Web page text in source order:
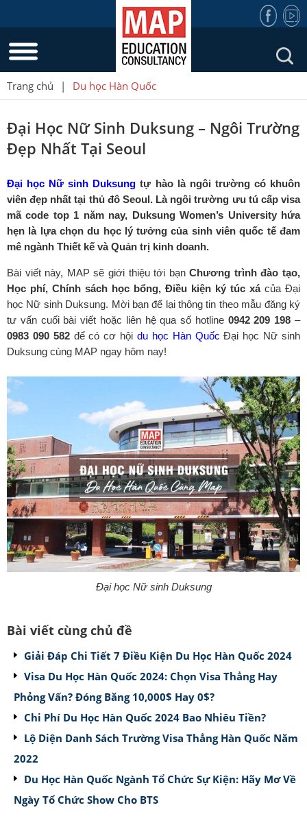
Trang chủ | Du học Hàn Quốc
Đại Học Nữ Sinh Duksung – Ngôi Trường
Đẹp Nhất Tại Seoul
Đại học Nữ sinh Duksung tự hào là ngôi trường có khuôn
viên đẹp nhất tại thủ đô Seoul. Là ngôi trường ưu tú cấp visa
mã code top 1 năm nay, Duksung Women’s University hứa
hẹn là lựa chọn du học lý tưởng của sinh viên quốc tế đam
mê ngành Thiết kế và Quản trị kinh doanh.
Bài viết này, MAP sẽ giới thiệu tới bạnChương trình đào tạo,
Học phí, Chính sách học bổng, Điều kiện ký túc xácủa Đại
học Nữ sinh Duksung. Mời bạn để lại thông tin theo mẫu đăng ký
tư vấn cuối bài viết hoặc liên hệ qua số hotline 0942 209 198 –
0983 090 582để có cơ hộidu học Hàn Quốc Đại học Nữ sinh
Duksung cùng MAP ngay hôm nay!
Đại học Nữ sinh Duksung
Bài viết cùng chủ đề
Giải Đáp Chi Tiết 7 Điều Kiện Du Học Hàn Quốc 2024
Visa Du Học Hàn Quốc 2024: Chọn Visa Thẳng Hay
Phỏng Vấn? Đóng Băng 10,000$ Hay 0$?
Chi Phí Du Học Hàn Quốc 2024 Bao Nhiêu Tiền?
Lộ Diện Danh Sách Trường Visa Thẳng Hàn Quốc Năm
2022
Du Học Hàn Quốc Ngành Tổ Chức Sự Kiện: Hãy Mơ Về
Ngày Tổ Chức Show Cho BTS